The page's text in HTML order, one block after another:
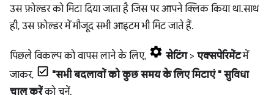
उस फ़ोल्डर को मिटा दिया जाता है जिस पर आपने क्लिक किया था. साथ
ही, उस फ़ोल्डर में मौजूद सभी आइटम भी मिट जाते हैं.
पिछले विकल्प को वापस लाने के लिए, सेटिंग> एक्सपेरिमेंटमें
जाकर,
"सभी बदलावों को कुछ समय के लिए मिटाएं " सुविधा
चालू करेंको चुनें.